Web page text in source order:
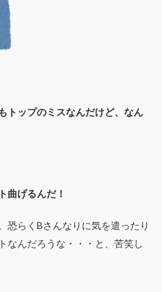
トップのミスなんだけど、なん
曲げるんだ！
恐らくBさんなりに気を遣ったり
なんだろうな・・・と、苦笑し